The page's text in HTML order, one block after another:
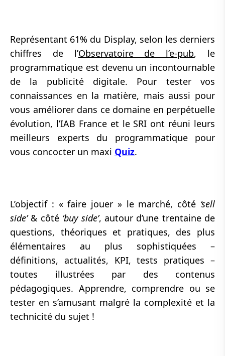
Représentant 61% du Display, selon les derniers
chiffres de l’Observatoire de l’e-pub, le
programmatique est devenu un incontournable
de la publicité digitale. Pour tester vos
connaissances en la matière, mais aussi pour
vous améliorer dans ce domaine en perpétuelle
évolution, l’IAB France et le SRI ont réuni leurs
meilleurs experts du programmatique pour
vous concocter un maxi Quiz.
L’objectif : « faire jouer » le marché, côté ‘sell
side’ & côté ‘buy side’, autour d’une trentaine de
questions, théoriques et pratiques, des plus
élémentaires au plus sophistiquées –
définitions, actualités, KPI, tests pratiques –
toutes illustrées par des contenus
pédagogiques. Apprendre, comprendre ou se
tester en s’amusant malgré la complexité et la
technicité du sujet !